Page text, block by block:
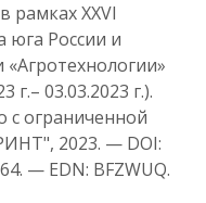
рамках XXVI
России и
г.– 03.03.2023 г.).
ограниченной
2023. — DOI:
— EDN: BFZWUQ.